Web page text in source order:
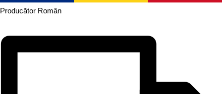
Producător Român